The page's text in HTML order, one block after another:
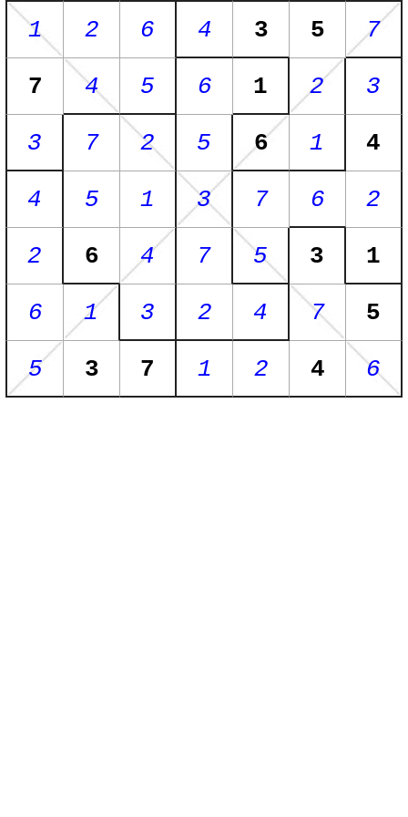
1 2 6 4 3 5 7
7 4 5 6 1 2 3
3 7 2 5 6 1 4
4 5 1 3 7 6 2
2 6 4 7 5 3 1
6 1 3 2 4 7 5
5 3 7 1 2 4 6